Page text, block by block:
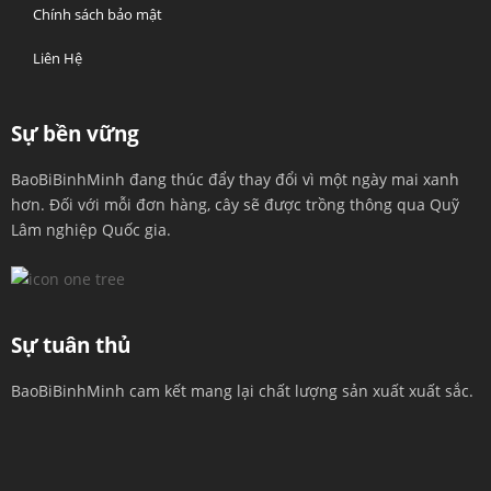
Chính sách bảo mật
Liên Hệ
Sự bền vững
BaoBiBinhMinh đang thúc đẩy thay đổi vì một ngày mai xanh
hơn. Đối với mỗi đơn hàng, cây sẽ được trồng thông qua Quỹ
Lâm nghiệp Quốc gia.
Sự tuân thủ
BaoBiBinhMinh cam kết mang lại chất lượng sản xuất xuất sắc.